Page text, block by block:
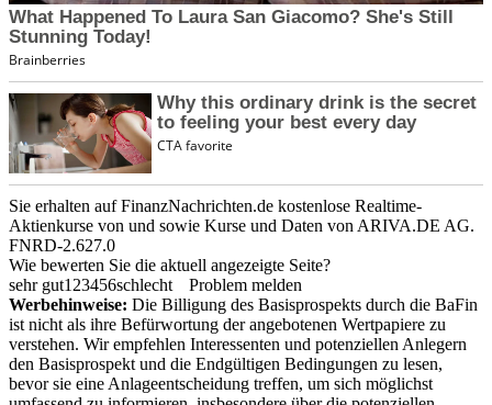
Sie erhalten auf FinanzNachrichten.de kostenlose Realtime-
Aktienkurse von und sowie Kurse und Daten von ARIVA.DE AG.
FNRD-2.627.0
Wie bewerten Sie die aktuell angezeigte Seite?
sehr gut1 23456schlecht
Problem melden
Werbehinweise: Die Billigung des Basisprospekts durch die BaFin
ist nicht als ihre Befürwortung der angebotenen Wertpapiere zu
verstehen. Wir empfehlen Interessenten und potenziellen Anlegern
den Basisprospekt und die Endgültigen Bedingungen zu lesen,
bevor sie eine Anlageentscheidung treffen, um sich möglichst